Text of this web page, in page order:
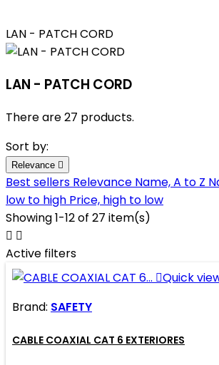
LAN - PATCH CORD
LAN - PATCH CORD
There are 27 products.
Sort by:
Relevance 
Best sellers Relevance Name, A to Z
low to high Price, high to low
Showing 1-12 of 27 item(s)
 
Active filters
Quick
Brand: SAFETY
CABLE COAXIAL CAT 6 EXTERIORES